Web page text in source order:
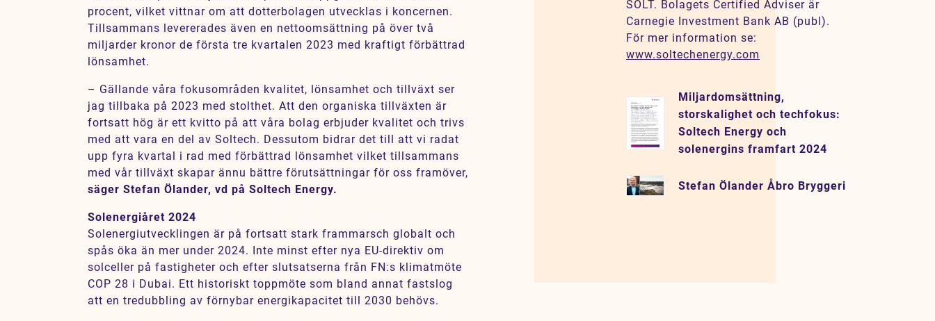
procent, vilket vittnar om att dotterbolagen utvecklas i koncernen.
Tillsammans levererades även en nettoomsättning på över två
miljarder kronor de första tre kvartalen 2023 med kraftigt förbättrad
lönsamhet.
– Gällande våra fokusområden kvalitet, lönsamhet och tillväxt ser
jag tillbaka på 2023 med stolthet. Att den organiska tillväxten är
fortsatt hög är ett kvitto på att våra bolag erbjuder kvalitet och trivs
med att vara en del av Soltech. Dessutom bidrar det till att vi radat
upp fyra kvartal i rad med förbättrad lönsamhet vilket tillsammans
med vår tillväxt skapar ännu bättre förutsättningar för oss framöver,
säger Stefan Ölander, vd på Soltech Energy.
Solenergiåret 2024
Solenergiutvecklingen är på fortsatt stark frammarsch globalt och
spås öka än mer under 2024. Inte minst efter nya EU-direktiv om
solceller på fastigheter och efter slutsatserna från FN:s klimatmöte
COP 28 i Dubai. Ett historiskt toppmöte som bland annat fastslog
att en tredubbling av förnybar energikapacitet till 2030 behövs.
SOLT. Bolagets Certified Adviser är
Carnegie Investment Bank AB (publ).
För mer information se:
www.soltechenergy.com
Miljardomsättning,
storskalighet och techfokus:
Soltech Energy och
solenergins framfart 2024
Stefan Ölander Åbro Bryggeri